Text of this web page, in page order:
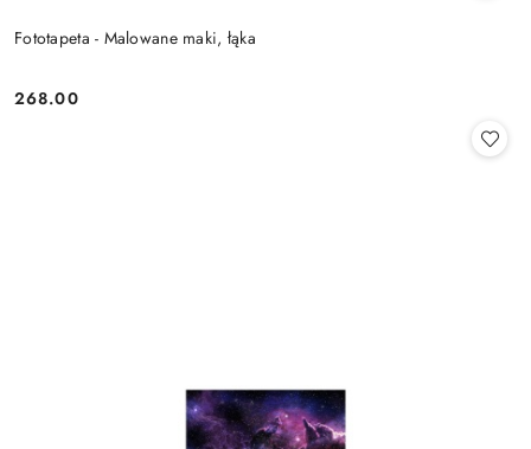
Fototapeta - Malowane maki, łąka
Cena:
268.00